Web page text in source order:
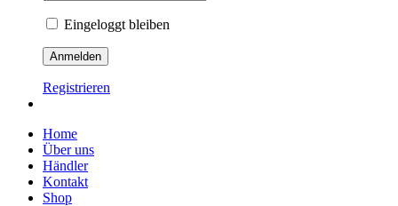
Eingeloggt bleiben
Registrieren
Home
Über uns
Händler
Kontakt
Shop